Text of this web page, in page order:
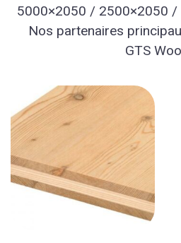
5000×2050 / 2500×2050 /
Nos partenaires
GTS